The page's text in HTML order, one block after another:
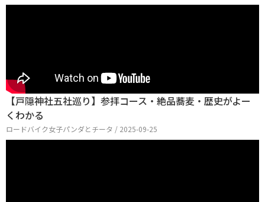
【戸隠神社五社巡り】参拝コース・絶品蕎麦・歴史がよー
くわかる
ロードバイク女子パンダとチータ / 2025-09-25